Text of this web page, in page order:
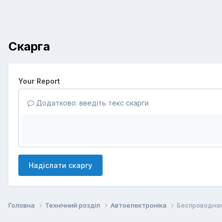
Скарга
Your Report
Додатково: введіть текс скарги
Надіслати скаргу
Головна Технічний розділ Автоелектроніка